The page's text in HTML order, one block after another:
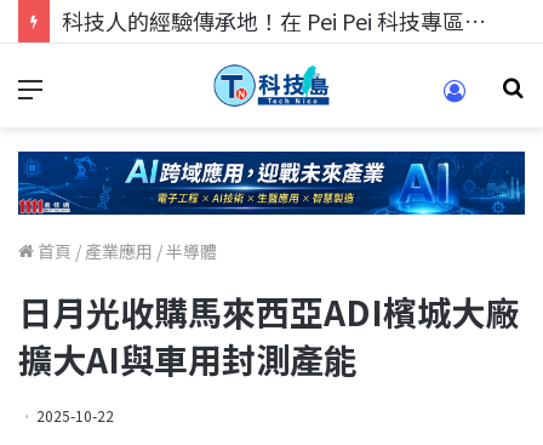
科技人的經驗傳承地！在 Pei Pei 科技專區，與學弟妹交流最硬核的技術
首頁 / 產業應用 /半導體
日月光收購馬來西亞ADI檳城大廠
擴大AI與車用封測產能
2025-10-22